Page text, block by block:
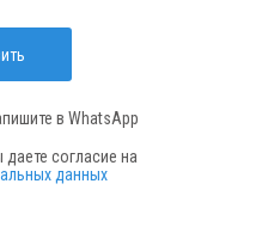
в WhatsApp
согласие на
данных